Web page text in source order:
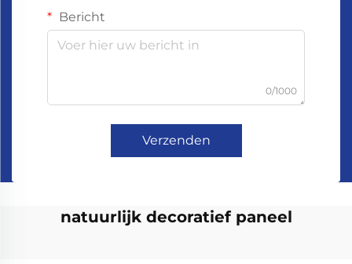
Bericht
0/1000
Verzenden
natuurlijk decoratief paneel